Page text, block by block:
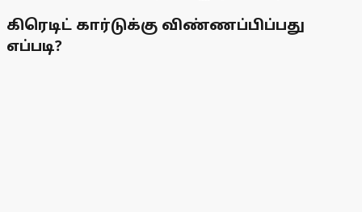
கிரெடிட் கார்டுக்கு விண்ணப்பிப்பது
எப்படி?